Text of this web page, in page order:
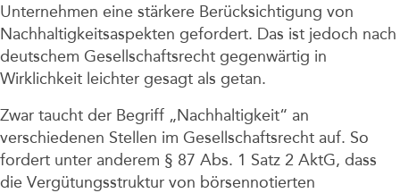
Unternehmen eine stärkere Berücksichtigung von
Nachhaltigkeitsaspekten gefordert. Das ist jedoch nach
deutschem Gesellschaftsrecht gegenwärtig in
Wirklichkeit leichter gesagt als getan.
Zwar taucht der Begriff „Nachhaltigkeit“ an
verschiedenen Stellen im Gesellschaftsrecht auf. So
fordert unter anderem § 87 Abs. 1 Satz 2 AktG, dass
die Vergütungsstruktur von börsennotierten